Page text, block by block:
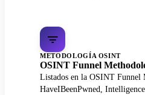
METODOLOGÍA OSINT
OSINT Funnel
Listados en la OSINT Funnel
HaveIBeenPwned,